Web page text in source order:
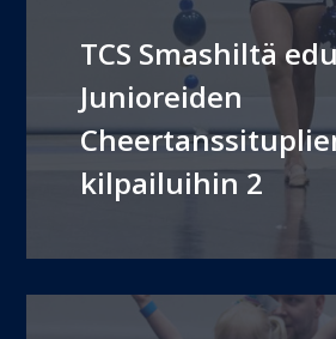
TCS Smashiltä
Junioreiden
kilpailuihin 2